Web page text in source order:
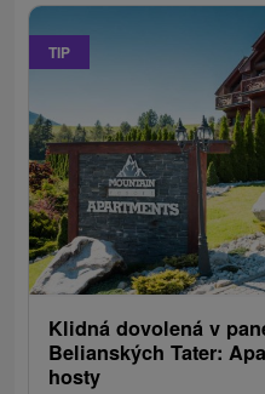
TIP
Klidná dovolená v
Belianských Tater:
hosty